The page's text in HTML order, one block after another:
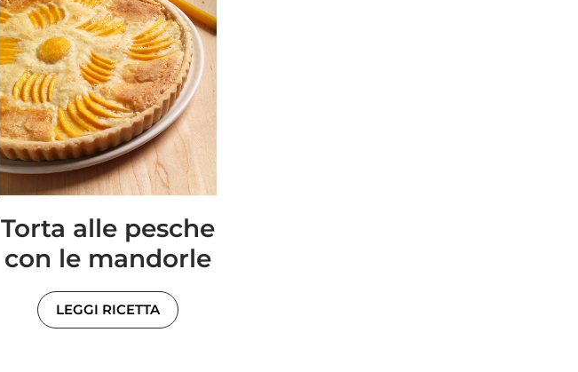
Torta alle pesche
con le mandorle
LEGGI RICETTA